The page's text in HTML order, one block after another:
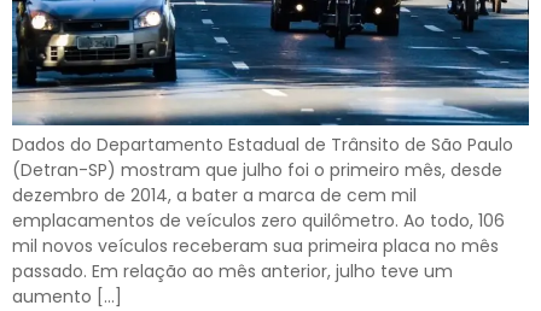
Dados do Departamento Estadual de Trânsito de São Paulo
(Detran-SP) mostram que julho foi o primeiro mês, desde
dezembro de 2014, a bater a marca de cem mil
emplacamentos de veículos zero quilômetro. Ao todo, 106
mil novos veículos receberam sua primeira placa no mês
passado. Em relação ao mês anterior, julho teve um
aumento […]